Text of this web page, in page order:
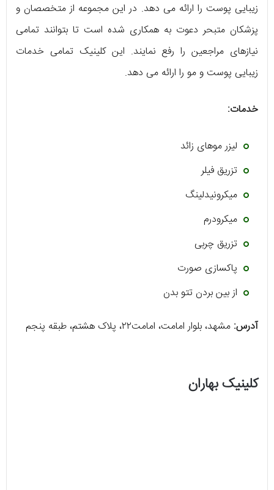
زیبایی پوست را ارائه می دهد. در این مجموعه از متخصصان و
پزشکان متبحر دعوت به همکاری شده است تا بتوانند تمامی
نیازهای مراجعین را رفع نمایند. این کلینیک تمامی خدمات
زیبایی پوست و مو را ارائه می دهد.
خدمات:
لیزر موهای زائد
تزریق فیلر
میکرونیدلینگ
میکرودرم
تزریق چربی
پاکسازی صورت
از بین بردن تتو بدن
آدرس: مشهد، بلوار امامت، امامت۲۲، پلاک هشتم، طبقه پنجم
کلینیک بهاران